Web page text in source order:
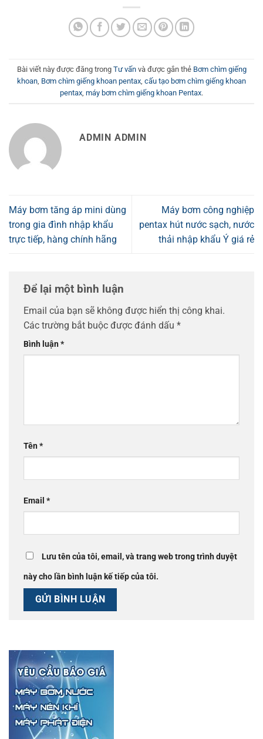
Bài viết này được đăng trong Tư vấnvà được gắn thẻ Bơm chìm giếng
khoan Bơm chìm giếng khoan pentax cấu tạo bơm chìm giếng khoan
pentax máy bơm chìm giếng khoan Pentax.
ADMIN ADMIN
Máy bơm tăng áp mini dùng
trong gia đình nhập khẩu
trực tiếp, hàng chính hãng
Máy bơm công nghiệp
pentax hút nước sạch, nước
thải nhập khẩu Ý giá rẻ
Để lại một bình luận
Email của bạn sẽ không được hiển thị công khai.
Các trường bắt buộc được đánh dấu *
Bình luận*
Tên*
Email *
Lưu tên của tôi, email, và trang web trong trình duyệt
này cho lần bình luận kế tiếp của tôi.